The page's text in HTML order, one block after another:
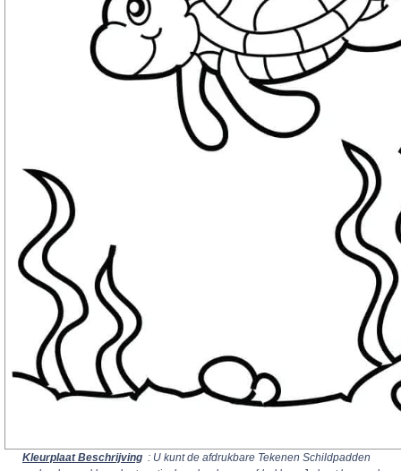
Kleurplaat Beschrijving : U kunt de afdrukbare Tekenen Schildpadden